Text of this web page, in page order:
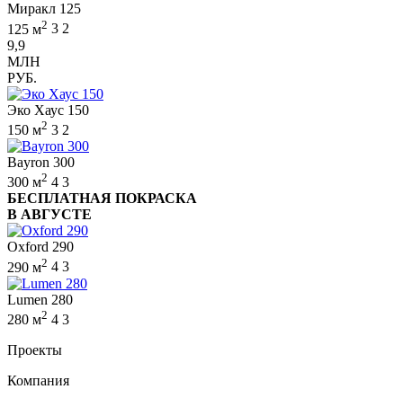
Миракл 125
125 м2 3 2
9,9
МЛН
РУБ.
Эко Хаус 150
150 м2 3 2
Bayron 300
300 м2 4 3
БЕСПЛАТНАЯ ПОКРАСКА
В АВГУСТЕ
Oxford 290
290 м2 4 3
Lumen 280
280 м2 4 3
Проекты
Компания